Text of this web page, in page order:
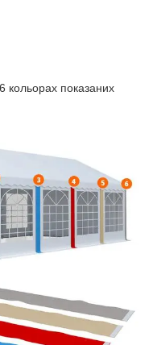
кольорах показаних